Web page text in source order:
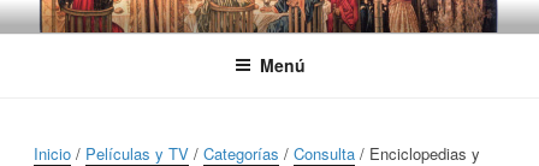
Saltar
al
Menú
Inicio / Películas y TV / Categorías / Consulta / Enciclopedias y